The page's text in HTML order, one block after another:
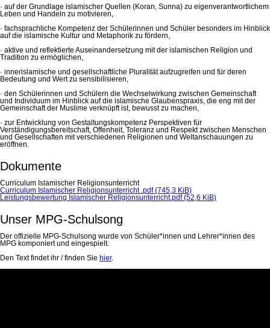
· auf der Grundlage islamischer Quellen (Koran, Sunna) zu eigenverantwortlichem
Leben und Handeln zu motivieren,
· fachsprachliche Kompetenz der Schülerinnen und Schüler besonders im Hinblick
auf die islamische Kultur und Metaphorik zu fördern,
· aktive und reflektierte Auseinandersetzung mit der islamischen Religion und
Tradition zu ermöglichen,
· innerislamische und gesellschaftliche Pluralität aufzugreifen und für deren
Bedeutung und Wert zu sensibilisieren,
· den Schülerinnen und Schülern die Wechselwirkung zwischen Gemeinschaft
und Individuum im Hinblick auf die islamische Glaubenspraxis, die eng mit der
Gemeinschaft der Muslime verknüpft ist, bewusst zu machen,
· zur Entwicklung von Gestaltungskompetenz Perspektiven für
Verständigungsbereitschaft, Offenheit, Toleranz und Respekt zwischen Menschen
und Gesellschaften mit verschiedenen Religionen und Weltanschauungen zu
eröffnen.
Dokumente
Curriculum Islamischer Religionsunterricht
Curriculum Islamischer Religionsunterricht .pdf(745,3 KiB)
Leistungsbewertung Islamischer Religionsunterricht.pdf(52,6 KiB)
Unser MPG-Schulsong
Der offizielle MPG-Schulsong wurde von Schüler*innen und Lehrer*innen des
MPG komponiert und eingespielt.
Den Text findet ihr / finden Sie hier.